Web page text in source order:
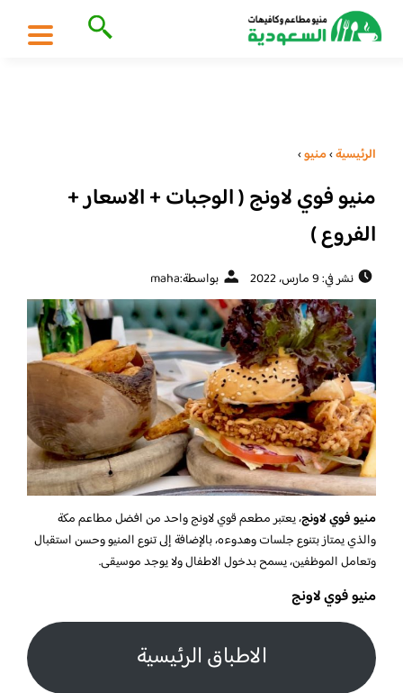
الرئيسية›منيو›
منيو فوي لاونج ( الوجبات + الاسعار +
الفروع )
نشر في: 9 مارس، 2022 بواسطة:maha
منيو فوي لاونج، يعتبر مطعم قوي لاونج واحد من افضل مطاعم مكة
والذي يمتاز بتنوع جلسات وهدوءه، بالإضافة إلى تنوع المنيو وحسن استقبال
وتعامل الموظفين، يسمح بدخول الاطفال ولا يوجد موسيقى.
منيو فوي لاونج
الاطباق الرئيسية